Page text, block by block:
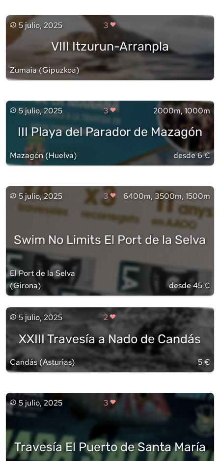
5 julio, 2025 3
VIII Itzurun-Arranpla
Zumaia(Gipuzkoa)
5 julio, 2025 3 2000m, 1000m
III Playa del Parador de Mazagón
Mazagón (Huelva) desde 6 €
5 julio, 2025 3 6400m, 3500m, 1500m
Swim No Limits El Port de la Selva
El Port de la Selva
(Girona) desde 45 €
5 julio, 2025 2
XXIII Travesía a Nado de Candás
Candás(Asturias) 5 €
5 julio, 2025 3
Travesía El Puerto de Santa María